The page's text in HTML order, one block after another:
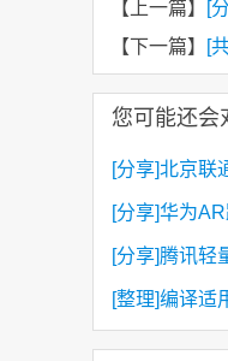
【上一篇】
[
【下一篇】
[
您可能还会
[分享]北京联
[分享]华为
[分享]腾讯轻
[整理]编译适